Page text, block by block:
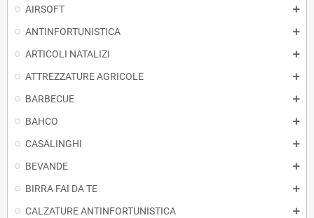
AIRSOFT
ANTINFORTUNISTICA
ARTICOLI NATALIZI
ATTREZZATURE AGRICOLE
BARBECUE
BAHCO
CASALINGHI
BEVANDE
BIRRA FAI DA TE
CALZATURE ANTINFORTUNISTICA